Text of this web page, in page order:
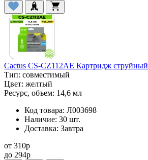
Cactus CS-CZ112AE Картридж струйный
Тип: совместимый
Цвет: желтый
Ресурс, объем: 14,6 мл
Код товара: Л003698
Наличие: 30 шт.
Доставка: Завтра
от 310p
до 294p